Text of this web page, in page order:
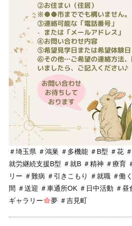
＃埼玉県 ＃鴻巣 ＃多機能 ＃B型 ＃花
就労継続支援B型 ＃就B ＃精神 ＃療育
リー ＃難病 ＃引きこもり ＃就職 ＃働
間 ＃送迎 ＃車通所OK ＃日中活動 ＃
ギャラリー
夢 ＃吉見町